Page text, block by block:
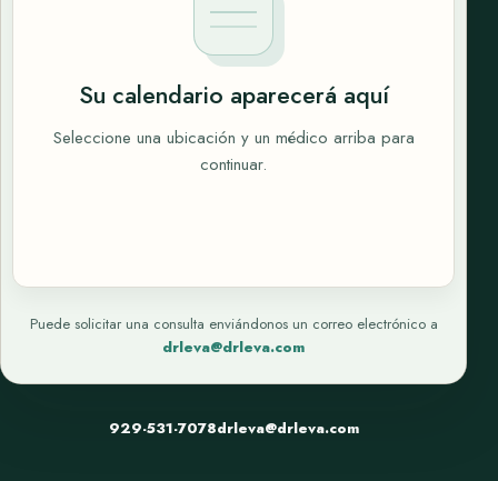
Su calendario aparecerá aquí
Seleccione una ubicación y un médico arriba para
continuar.
Puede solicitar una consulta enviándonos un correo electrónico a
drleva@drleva.com
929-531-7078drleva@drleva.com